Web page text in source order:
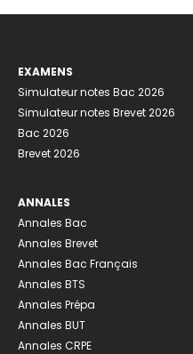
EXAMENS
Simulateur notes Bac 2026
Simulateur notes Brevet 2026
Bac 2026
Brevet 2026
ANNALES
Annales Bac
Annales Brevet
Annales Bac Français
Annales BTS
Annales Prépa
Annales BUT
Annales CRPE